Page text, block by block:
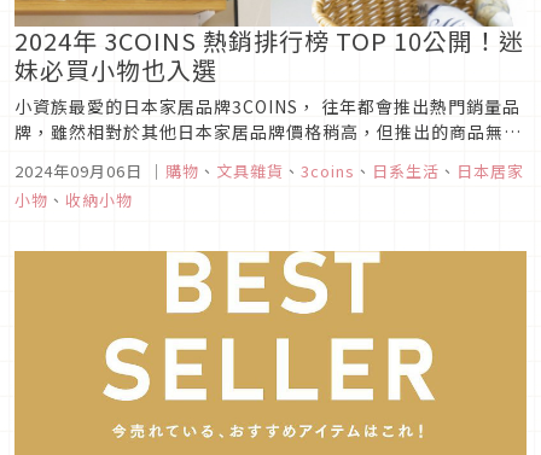
2024年 3COINS 熱銷排行榜 TOP 10公開！迷
妹必買小物也入選
小資族最愛的日本家居品牌3COINS， 往年都會推出熱門銷量品
牌，雖然相對於其他日本家居品牌價格稍高，但推出的商品無論
是裝飾或是居家用品十分美型且耐用，接下來跟著編輯部一起看
看今年熱門排行的前十名是哪些商品吧！
2024年09月06日 ｜ 購物 、 文具雜貨 、 3coins 、 日系生活 、 日本居家
小物 、 收納小物